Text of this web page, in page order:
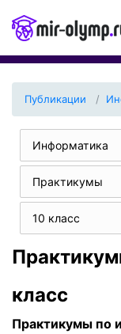
Публикации
Информатика
Практикумы
10 класс
класс
Практикумы по